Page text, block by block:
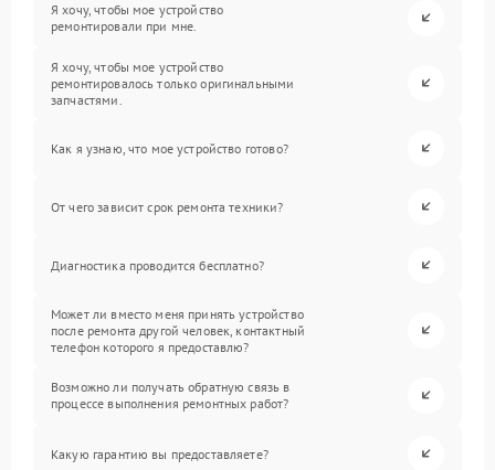
Я хочу, чтобы мое устройство
ремонтировали при мне.
Я хочу, чтобы мое устройство
ремонтировалось только оригинальными
запчастями.
Как я узнаю, что мое устройство готово?
От чего зависит срок ремонта техники?
Диагностика проводится бесплатно?
Может ли вместо меня принять устройство
после ремонта другой человек, контактный
телефон которого я предоставлю?
Возможно ли получать обратную связь в
процессе выполнения ремонтных работ?
Какую гарантию вы предоставляете?